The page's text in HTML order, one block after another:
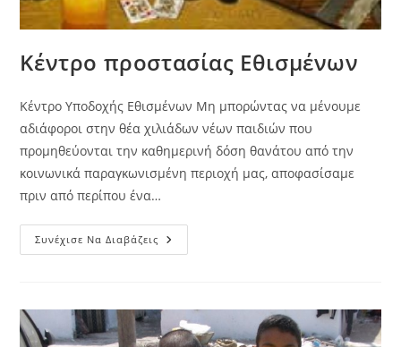
Κέντρο προστασίας Εθισμένων
Κέντρο Υποδοχής Εθισμένων Μη μπορώντας να μένουμε
αδιάφοροι στην θέα χιλιάδων νέων παιδιών που
προμηθεύονται την καθημερινή δόση θανάτου από την
κοινωνικά παραγκωνισμένη περιοχή μας, αποφασίσαμε
πριν από περίπου ένα…
Συνέχισε Να Διαβάζεις Κέντρο
Προστασίας